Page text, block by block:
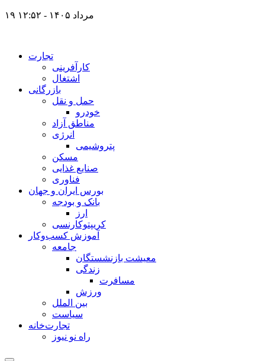
۱۹ مرداد ۱۴۰۵ - ۱۲:۵۲
تجارت
کارآفرینی
اشتغال
بازرگانی
حمل و نقل
خودرو
مناطق آزاد
انرژی
پتروشیمی
مسکن
صنایع غذایی
فناوری
بورس ایران و جهان
بانک و بودجه
ارز
کریپتوکارنسی
آموزش کسب‌وکار
جامعه
معیشت بازنشستگان
زندگی
مسافرت
ورزش
بین الملل
سیاست
تجارت‌خانه
راه نو نیوز